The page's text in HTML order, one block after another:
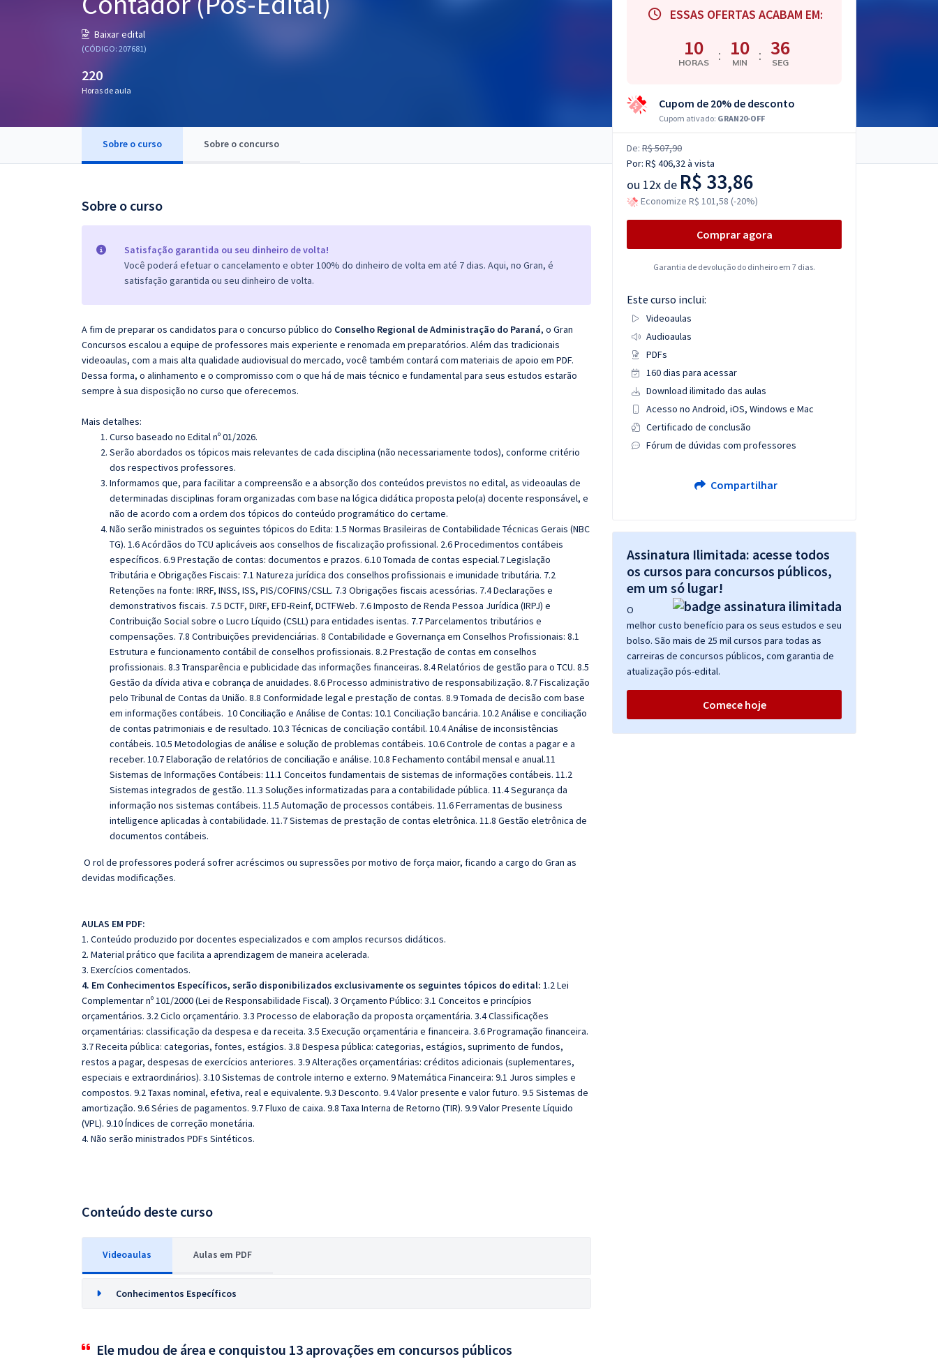
Baixar edital
(CÓDIGO: 207681)
220
Horas de aula
Sobre o curso Sobre o concurso
Sobre o curso
Satisfação garantida ou seu dinheiro de volta!
Você poderá efetuar o cancelamento e obter 100% do dinheiro de volta em até 7 dias. Aqui, no Gran, é
satisfação garantida ou seu dinheiro de volta.
A fim de preparar os candidatos para o concurso público do Conselho Regional de Administração do Paraná, o Gran
Concursos escalou a equipe de professores mais experiente e renomada em preparatórios. Além das tradicionais
videoaulas, com a mais alta qualidade audiovisual do mercado, você também contará com materiais de apoio em PDF.
Dessa forma, o alinhamento e o compromisso com o que há de mais técnico e fundamental para seus estudos estarão
sempre à sua disposição no curso que oferecemos.
Mais detalhes:
Curso baseado no Edital nº 01/2026.
Serão abordados os tópicos mais relevantes de cada disciplina (não necessariamente todos), conforme critério
dos respectivos professores.
Informamos que, para facilitar a compreensão e a absorção dos conteúdos previstos no edital, as videoaulas de
determinadas disciplinas foram organizadas com base na lógica didática proposta pelo(a) docente responsável, e
não de acordo com a ordem dos tópicos do conteúdo programático do certame.
Não serão ministrados os seguintes tópicos do Edita: 1.5 Normas Brasileiras de Contabilidade Técnicas Gerais (NBC
TG). 1.6 Acórdãos do TCU aplicáveis aos conselhos de fiscalização profissional. 2.6 Procedimentos contábeis
específicos. 6.9 Prestação de contas: documentos e prazos. 6.10 Tomada de contas especial.7 Legislação
Tributária e Obrigações Fiscais: 7.1 Natureza jurídica dos conselhos profissionais e imunidade tributária. 7.2
Retenções na fonte: IRRF, INSS, ISS, PIS/COFINS/CSLL. 7.3 Obrigações fiscais acessórias. 7.4 Declarações e
demonstrativos fiscais. 7.5 DCTF, DIRF, EFD-Reinf, DCTFWeb. 7.6 Imposto de Renda Pessoa Jurídica (IRPJ) e
Contribuição Social sobre o Lucro Líquido (CSLL) para entidades isentas. 7.7 Parcelamentos tributários e
compensações. 7.8 Contribuições previdenciárias. 8 Contabilidade e Governança em Conselhos Profissionais: 8.1
Estrutura e funcionamento contábil de conselhos profissionais. 8.2 Prestação de contas em conselhos
profissionais. 8.3 Transparência e publicidade das informações financeiras. 8.4 Relatórios de gestão para o TCU. 8.5
Gestão da dívida ativa e cobrança de anuidades. 8.6 Processo administrativo de responsabilização. 8.7 Fiscalização
pelo Tribunal de Contas da União. 8.8 Conformidade legal e prestação de contas. 8.9 Tomada de decisão com base
em informações contábeis. 10 Conciliação e Análise de Contas: 10.1 Conciliação bancária. 10.2 Análise e conciliação
de contas patrimoniais e de resultado. 10.3 Técnicas de conciliação contábil. 10.4 Análise de inconsistências
contábeis. 10.5 Metodologias de análise e solução de problemas contábeis. 10.6 Controle de contas a pagar e a
receber. 10.7 Elaboração de relatórios de conciliação e análise. 10.8 Fechamento contábil mensal e anual.11
Sistemas de Informações Contábeis: 11.1 Conceitos fundamentais de sistemas de informações contábeis. 11.2
Sistemas integrados de gestão. 11.3 Soluções informatizadas para a contabilidade pública. 11.4 Segurança da
informação nos sistemas contábeis. 11.5 Automação de processos contábeis. 11.6 Ferramentas de business
intelligence aplicadas à contabilidade. 11.7 Sistemas de prestação de contas eletrônica. 11.8 Gestão eletrônica de
documentos contábeis.
O rol de professores poderá sofrer acréscimos ou supressões por motivo de força maior, ficando a cargo do Gran as
devidas modificações.
AULAS EM PDF:
1. Conteúdo produzido por docentes especializados e com amplos recursos didáticos.
2. Material prático que facilita a aprendizagem de maneira acelerada.
3. Exercícios comentados.
4. Em Conhecimentos Específicos, serão disponibilizados exclusivamente os seguintes tópicos do edital: 1.2 Lei
Complementar nº 101/2000 (Lei de Responsabilidade Fiscal). 3 Orçamento Público: 3.1 Conceitos e princípios
orçamentários. 3.2 Ciclo orçamentário. 3.3 Processo de elaboração da proposta orçamentária. 3.4 Classificações
orçamentárias: classificação da despesa e da receita. 3.5 Execução orçamentária e financeira. 3.6 Programação financeira.
3.7 Receita pública: categorias, fontes, estágios. 3.8 Despesa pública: categorias, estágios, suprimento de fundos,
restos a pagar, despesas de exercícios anteriores. 3.9 Alterações orçamentárias: créditos adicionais (suplementares,
especiais e extraordinários). 3.10 Sistemas de controle interno e externo. 9 Matemática Financeira: 9.1 Juros simples e
compostos. 9.2 Taxas nominal, efetiva, real e equivalente. 9.3 Desconto. 9.4 Valor presente e valor futuro. 9.5 Sistemas de
amortização. 9.6 Séries de pagamentos. 9.7 Fluxo de caixa. 9.8 Taxa Interna de Retorno (TIR). 9.9 Valor Presente Líquido
(VPL). 9.10 Índices de correção monetária.
4. Não serão ministrados PDFs Sintéticos.
Conteúdo deste curso
Videoaulas Aulas em PDF
Conhecimentos Específicos
Ele mudou de área e conquistou 13 aprovações em concursos públicos
ESSAS OFERTAS ACABAM EM:
10
HORAS : 10
MIN : 35
SEG
Cupom de 20% de desconto
Cupom ativado: GRAN20-OFF
De: R$ 507,90
Por: R$ 406,32à vista
ou 12x de R$ 33,86
Economize R$ 101,58 (-20%)
Comprar agora
Garantia de devolução do dinheiro em 7 dias.
Este curso inclui:
Videoaulas
Audioaulas
PDFs
160 dias para acessar
Download ilimitado das aulas
Acesso no Android, iOS, Windows e Mac
Certificado de conclusão
Fórum de dúvidas com professores
Compartilhar
Assinatura Ilimitada: acesse todos
os cursos para concursos públicos,
em um só lugar!
O
melhor custo benefício para os seus estudos e seu
bolso. São mais de 25 mil cursos para todas as
carreiras de concursos públicos, com garantia de
atualização pós-edital.
Comece hoje